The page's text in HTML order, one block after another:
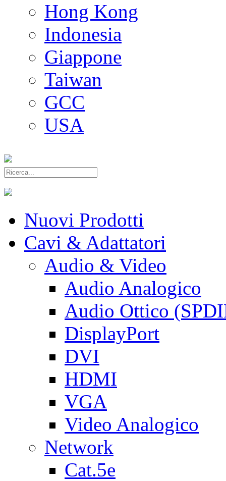
Hong Kong
Indonesia
Giappone
Taiwan
GCC
USA
Nuovi Prodotti
Cavi & Adattatori
Audio & Video
Audio Analogico
Audio Ottico
DisplayPort
DVI
HDMI
VGA
Video Analogico
Network
Cat.5e